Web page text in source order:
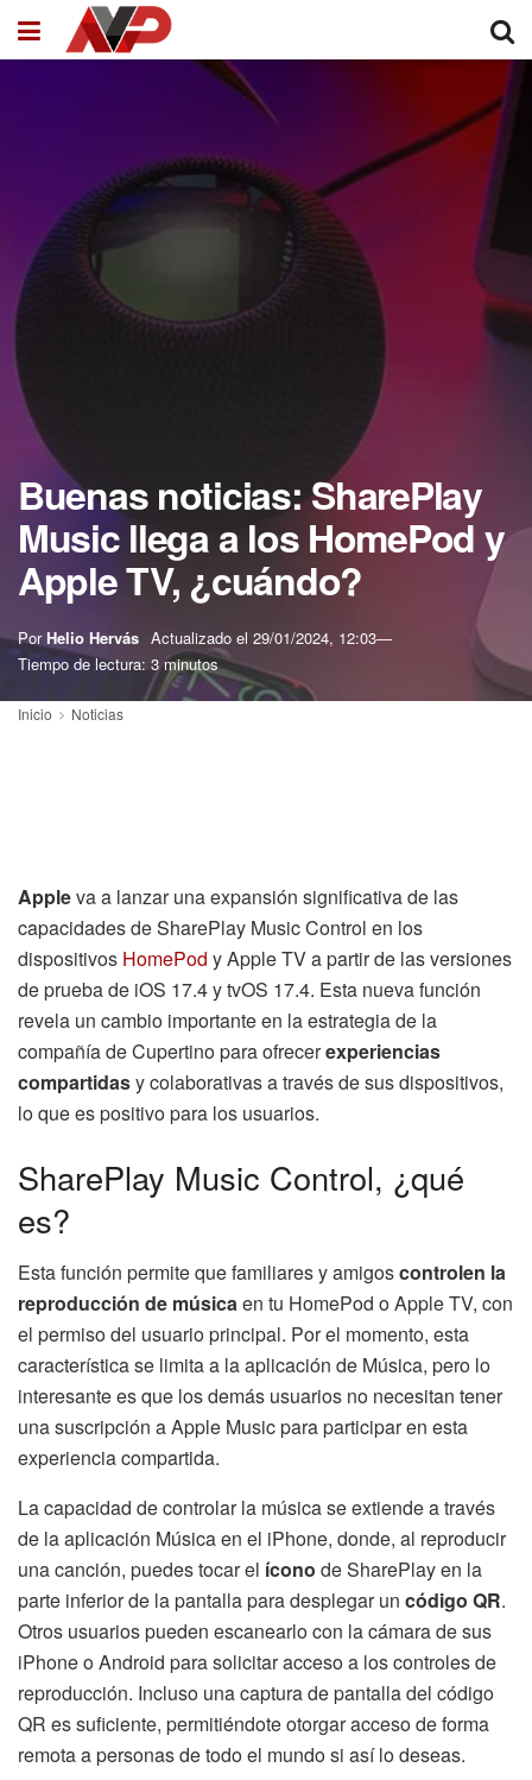
Buenas noticias: SharePlay
Music llega a los HomePod y
Apple TV, ¿cuándo?
Por Helio Hervás Actualizado el 29/01/2024, 12:03
Tiempo de lectura: 3 minutos
Inicio Noticias
Appleva a lanzar una expansión significativa de las
capacidades de SharePlay Music Control en los
dispositivos HomePod y Apple TV a partir de las versiones
de prueba de iOS 17.4 y tvOS 17.4. Esta nueva función
revela un cambio importante en la estrategia de la
compañía de Cupertino para ofrecerexperiencias
compartidasy colaborativas a través de sus dispositivos,
lo que es positivo para los usuarios.
SharePlay Music Control, ¿qué
es?
Esta función permite que familiares y amigoscontrolen la
reproducción de músicaen tu HomePod o Apple TV, con
el permiso del usuario principal. Por el momento, esta
característica se limita a la aplicación de Música, pero lo
interesante es que los demás usuarios no necesitan tener
una suscripción a Apple Music para participar en esta
experiencia compartida.
La capacidad de controlar la música se extiende a través
de la aplicación Música en el iPhone, donde, al reproducir
una canción, puedes tocar el ícono de SharePlay en la
parte inferior de la pantalla para desplegar un código QR.
Otros usuarios pueden escanearlo con la cámara de sus
iPhone o Android para solicitar acceso a los controles de
reproducción. Incluso una captura de pantalla del código
QR es suficiente, permitiéndote otorgar acceso de forma
remota a personas de todo el mundo si así lo deseas.